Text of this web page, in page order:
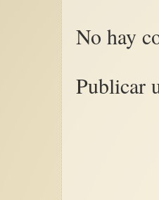
No hay
Publicar